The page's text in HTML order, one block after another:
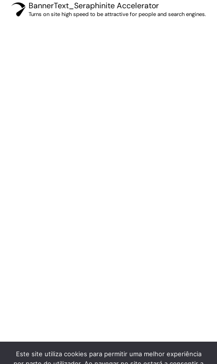
Este site utiliza cookies para permitir uma melhor experiência
BannerText_Seraphinite Accelerator
Turns on site high speed to be attractive for people and search engines.